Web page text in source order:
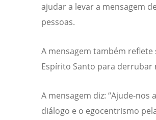
ajudar a levar a mensagem
pessoas.
A mensagem também
Espírito Santo para derrubar
A mensagem diz: “Ajude-
diálogo e o egocentrismo